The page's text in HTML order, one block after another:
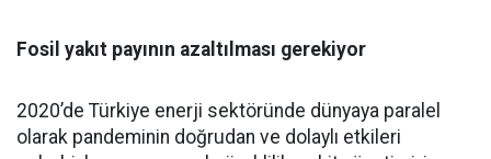
Fosil yakıt payının azaltılması gerekiyor
2020’de Türkiye enerji sektöründe dünyaya paralel
olarak pandeminin doğrudan ve dolaylı etkileri